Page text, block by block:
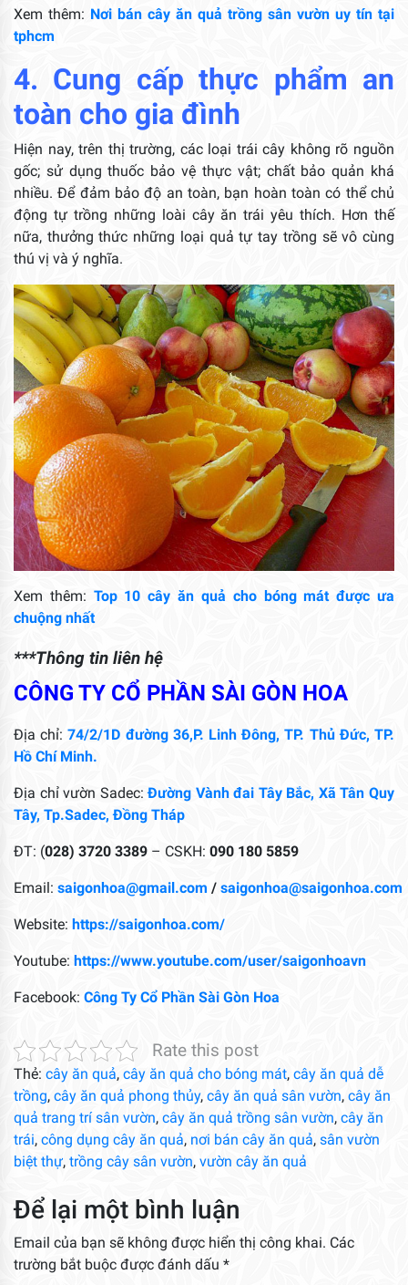
Xem thêm: Nơi bán cây ăn quả trồng sân vườn uy tín tại
tphcm
4. Cung cấp thực phẩm an
toàn cho gia đình
Hiện nay, trên thị trường, các loại trái cây không rõ nguồn
gốc; sử dụng thuốc bảo vệ thực vật; chất bảo quản khá
nhiều. Để đảm bảo độ an toàn, bạn hoàn toàn có thể chủ
động tự trồng những loài cây ăn trái yêu thích. Hơn thế
nữa, thưởng thức những loại quả tự tay trồng sẽ vô cùng
thú vị và ý nghĩa.
Xem thêm: Top 10 cây ăn quả cho bóng mát được ưa
chuộng nhất
***Thông tin liên hệ
CÔNG TY CỔ PHẦN SÀI GÒN HOA
Địa chỉ:74/2/1D đường 36,P. Linh Đông, TP. Thủ Đức, TP.
Hồ Chí Minh.
Địa chỉ vườn Sadec:Đường Vành đai Tây Bắc, Xã Tân Quy
Tây, Tp.Sadec, Đồng Tháp
ĐT: (028) 3720 3389 – CSKH: 090 180 5859
Email: saigonhoa@gmail.com / saigonhoa@saigonhoa.com
Website: https://saigonhoa.com/
Youtube: https://www.youtube.com/user/saigonhoavn
Facebook: Công Ty Cổ Phần Sài Gòn Hoa
Rate this post
Thẻ: cây ăn quả, cây ăn quả cho bóng mát, cây ăn quả dễ
trồng, cây ăn quả phong thủy, cây ăn quả sân vườn, cây ăn
quả trang trí sân vườn, cây ăn quả trồng sân vườn, cây ăn
trái, công dụng cây ăn quả, nơi bán cây ăn quả, sân vườn
biệt thự, trồng cây sân vườn, vườn cây ăn quả
Để lại một bình luận
Email của bạn sẽ không được hiển thị công khai. Các
trường bắt buộc được đánh dấu *